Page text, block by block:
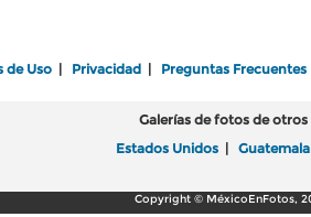
de Uso Privacidad Preguntas Frecuentes
Galerías de fotos de otros
Estados Unidos
Guatemala
Copyright © MéxicoEnFotos,